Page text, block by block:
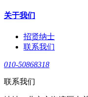
关于我们
招贤纳士
联系我们
010-50868318
联系我们